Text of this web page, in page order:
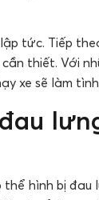
tức. Tiếp
thiết. Với
xe sẽ làm
hình bị đau